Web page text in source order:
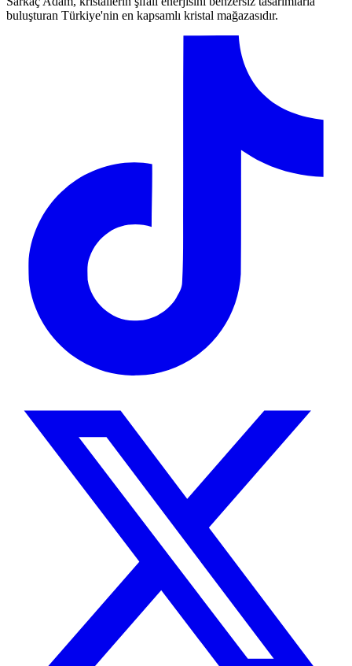
buluşturan Türkiye'nin en kapsamlı kristal mağazasıdır.